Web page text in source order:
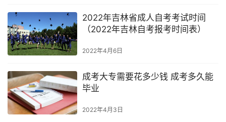
2022年吉林省成人自考考试时间
（2022年吉林自考报考时间表）
2022年4月6日
成考大专需要花多少钱 成考多久能
毕业
2022年4月3日